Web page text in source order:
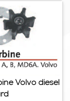
Volvo diesel